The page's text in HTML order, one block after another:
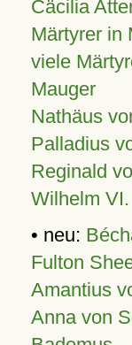
Cäcilia
Märtyrer in
viele
Mauger
Nathäus
Palladius
Reginald
Wilhelm
• neu:
Fulton
Amantius
Anna von